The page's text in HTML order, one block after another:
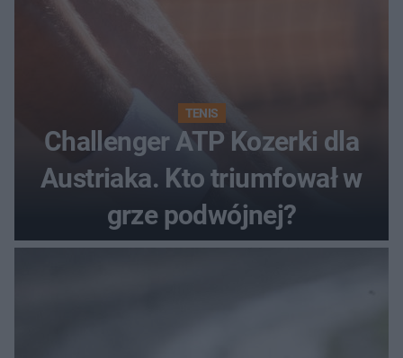
TENIS
Challenger ATP Kozerki dla
Austriaka. Kto triumfował w
grze podwójnej?